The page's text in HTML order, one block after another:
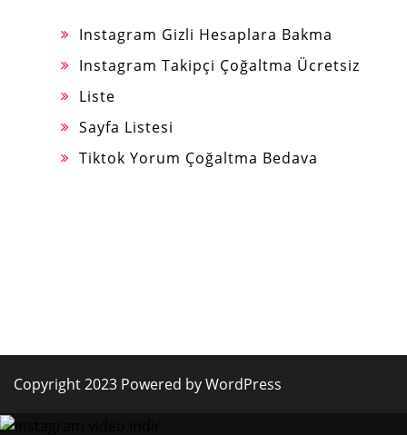
Instagram Gizli Hesaplara Bakma
Instagram Takipçi Çoğaltma Ücretsiz
Liste
Sayfa Listesi
Tiktok Yorum Çoğaltma Bedava
Copyright 2023 Powered by WordPress